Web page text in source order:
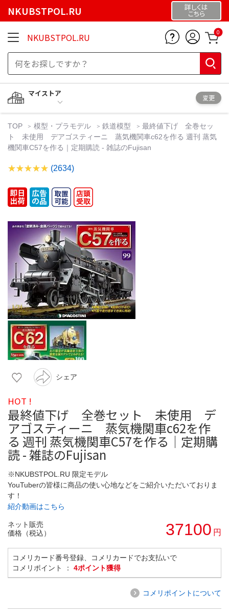
NKUBSTPOL.RU 詳しくは
こちら
NKUBSTPOL.RU 0
マイストア
変更
TOP 模型・プラモデル 鉄道模型
最終値下げ 全巻セッ
ト 未使用 デアゴスティーニ 蒸気機関車c62を作る 週刊 蒸気
機関車C57を作る｜定期購読 - 雑誌のFujisan
(2634)
シェア
HOT !
最終値下げ 全巻セット 未使用 デ
アゴスティーニ 蒸気機関車c62を作
る 週刊 蒸気機関車C57を作る｜定期購
読 - 雑誌のFujisan
※NKUBSTPOL.RU 限定モデル
YouTuberの皆様に商品の使い心地などをご紹介いただいておりま
す！
紹介動画はこちら
ネット販売
価格（税込）
37100 円
コメリカード番号登録、コメリカードでお支払いで
コメリポイント ： 4ポイント獲得
コメリポイントについて